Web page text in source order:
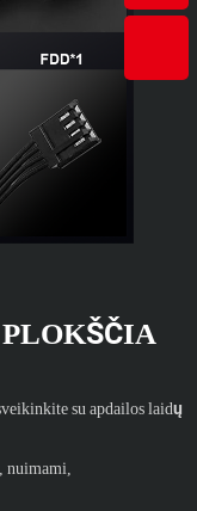
su apdailos laidų
nuimami,